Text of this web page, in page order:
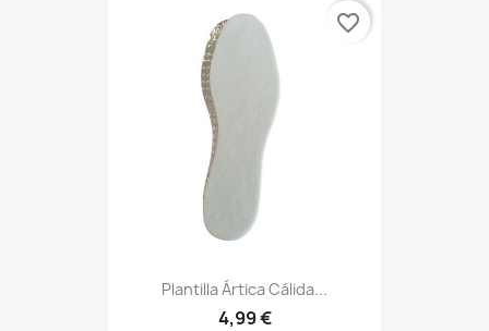
Plantilla Ártica Cálida...
4,99 €
favorite_border